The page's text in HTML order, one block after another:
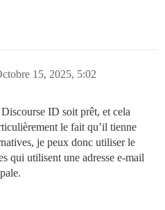
15, 2025, 5:02
ID soit prêt, et cela
le fait qu’il tienne
je peux donc utiliser le
qui utilisent une adresse e-mail